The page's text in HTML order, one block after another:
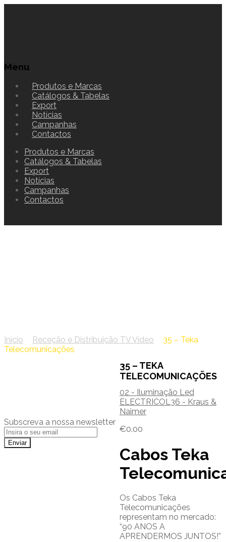
Menu
Produtos e Marcas
Catálogos & Tabelas
Export
Notícias
Campanhas
Contactos
Produtos e Marcas
Catálogos & Tabelas
Export
Notícias
Campanhas
Contactos
Início Receção e Distribuição TV Vídeo
35 – Teka
Telecomunicações
35 – TEKA
TELECOMUNICAÇÕES
02 - Iluminação Led
ELECTRICOL36 - Kraus &
Naimer
€0.00
Cabos Teka
Os Cabos Teka
Telecomunicações
representam no mercado:
“90 ANOS A
APRENDERMOS JUNTOS!”
Subscreva a nossa newsletter